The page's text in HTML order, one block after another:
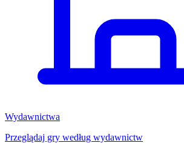
Wydawnictwa
Przeglądaj gry według wydawnictw